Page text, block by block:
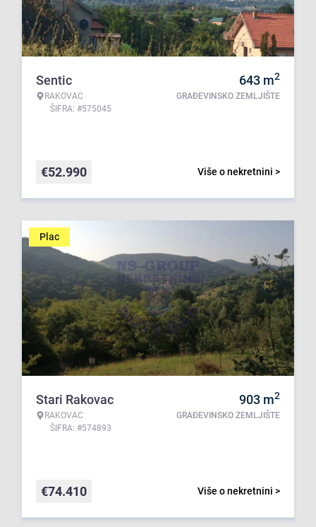
Sentic
RAKOVAC
ŠIFRA: #575045
643 m2
GRAĐEVINSKO ZEMLJIŠTE
Više o nekretnini >
€52.990
Plac
Stari Rakovac
RAKOVAC
ŠIFRA: #574893
903 m2
GRAĐEVINSKO ZEMLJIŠTE
Više o nekretnini >
€74.410